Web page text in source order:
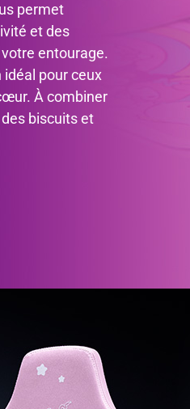
permet
et des
entourage.
idéal pour ceux
À combiner
biscuits et